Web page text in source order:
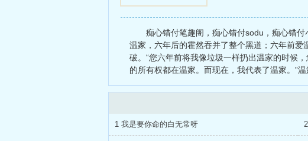
痴心错付笔趣阁，痴心错付sodu，痴心错
温家，六年后的霍然吞并了整个黑道；六年前
破。“您六年前将我像垃圾一样扔出温家的时候
的所有权都在温家。而现在，我代表了温家。
1 我是要你命的白无常呀